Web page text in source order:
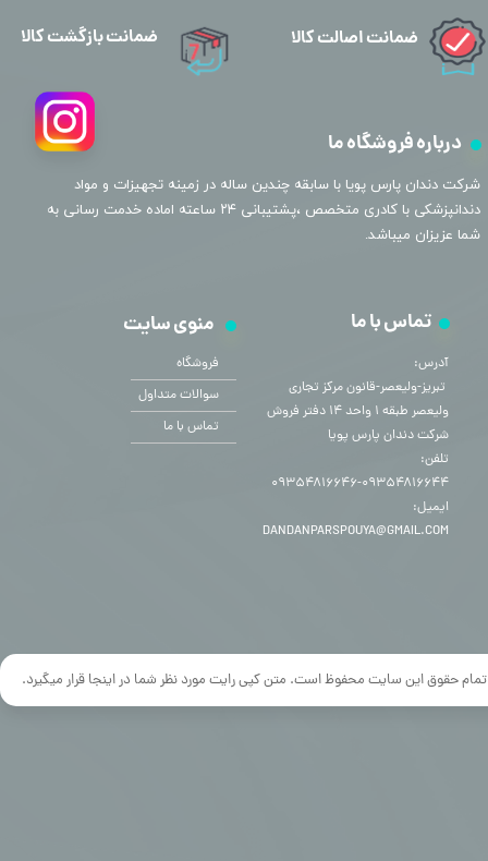
تمام حقوق این سایت محفوظ است. متن کپی رایت مورد نظر شما در اینجا قرار میگیرد.
درباره فروشگاه ما
​شرکت دندان پارس پویا با سابقه چندین ساله در زمینه تجهیزات و مواد
دندانپزشکی با کادری متخصص ،پشتیبانی ۲۴ ساعته اماده خدمت رسانی به
شما عزیزان میباشد.
منوی سایت
فروشگاه
سوالات متداول
تماس با ما
تماس با ما
آدرس:
​​​​​​​ تبریز-ولیعصر-قانون مرکز تجاری
ولیعصر طبقه ۱ واحد ۱۴ دفتر فروش
شرکت دندان پارس پویا
تلفن:
۰۹۳۵۴۸۱۶۶۴۴-۰۹۳۵۴۸۱۶۶۴۶
ایمیل:
DANDANPARSPOUYA@GMAIL.COM
ضمانت اصالت کالا ضمانت بازگشت کالا